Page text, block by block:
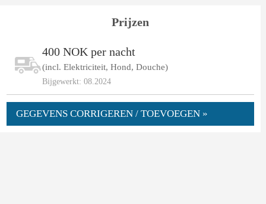
Prijzen
400 NOK per nacht
(incl. Elektriciteit, Hond, Douche)
Bijgewerkt: 08.2024
GEGEVENS CORRIGEREN / TOEVOEGEN »